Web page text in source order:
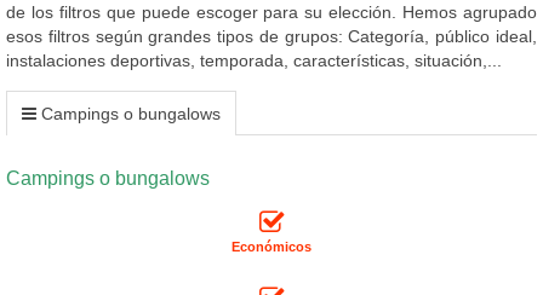
de los filtros que puede escoger para su elección. Hemos agrupado
esos filtros según grandes tipos de grupos: Categoría, público ideal,
instalaciones deportivas, temporada, características, situación,...
Campings o bungalows
Campings o bungalows
Económicos